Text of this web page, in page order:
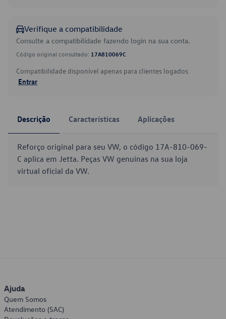
Verifique a compatibilidade
Consulte a compatibilidade fazendo login na sua conta.
Código original consultado: 17A810069C
Compatibilidade disponível apenas para clientes logados.
Entrar
Descrição Características Aplicações
Reforço original para seu VW, o código 17A-810-069-
C aplica em Jetta. Peças VW genuínas na sua loja
virtual oficial da VW.
Ajuda
Quem Somos
Atendimento (SAC)